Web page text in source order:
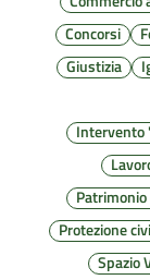
Concorsi
Giustizia
Intervento
Protezione
Spazio